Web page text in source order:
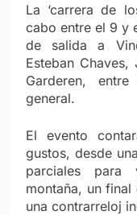
La ‘carrera de
cabo entre el 9 y
de salida a
Esteban
Garderen,
general.
El evento
gustos, desde
parciales para
montaña, un
una contrarreloj